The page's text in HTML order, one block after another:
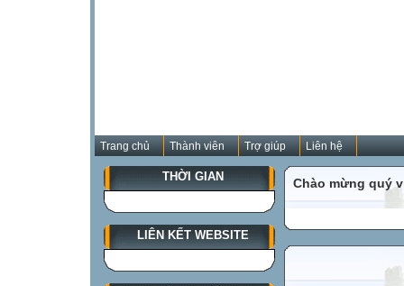
Trang chủ Thành viên Trợ giúp Liên hệ
THỜI GIAN
LIÊN KẾT WEBSITE
Chào mừng quý